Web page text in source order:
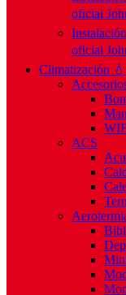
oficial
oficial
Climatización 💧
ACS